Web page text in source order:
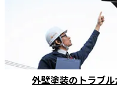
外壁塗装のトラブ